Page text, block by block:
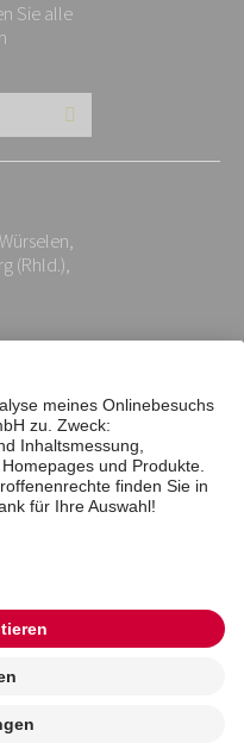
Sie alle
(Rhld.),
Stiftung
widerrufen